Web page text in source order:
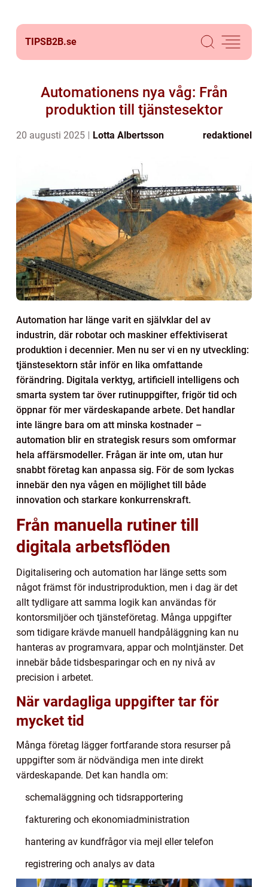
TIPSB2B.se
Automationens nya våg: Från
produktion till tjänstesektor
20 augusti 2025 Lotta Albertsson redaktionel
Automation har länge varit en självklar del av
industrin, där robotar och maskiner effektiviserat
produktion i decennier. Men nu ser vi en ny utveckling:
tjänstesektorn står inför en lika omfattande
förändring. Digitala verktyg, artificiell intelligens och
smarta system tar över rutinuppgifter, frigör tid och
öppnar för mer värdeskapande arbete. Det handlar
inte längre bara om att minska kostnader –
automation blir en strategisk resurs som omformar
hela affärsmodeller. Frågan är inte om, utan hur
snabbt företag kan anpassa sig. För de som lyckas
innebär den nya vågen en möjlighet till både
innovation och starkare konkurrenskraft.
Från manuella rutiner till
digitala arbetsflöden
Digitalisering och automation har länge setts som
något främst för industriproduktion, men i dag är det
allt tydligare att samma logik kan användas för
kontorsmiljöer och tjänsteföretag. Många uppgifter
som tidigare krävde manuell handpåläggning kan nu
hanteras av programvara, appar och molntjänster. Det
innebär både tidsbesparingar och en ny nivå av
precision i arbetet.
När vardagliga uppgifter tar för
mycket tid
Många företag lägger fortfarande stora resurser på
uppgifter som är nödvändiga men inte direkt
värdeskapande. Det kan handla om:
schemaläggning och tidsrapportering
fakturering och ekonomiadministration
hantering av kundfrågor via mejl eller telefon
registrering och analys av data